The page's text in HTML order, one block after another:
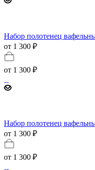
Набор полотенец
от 1 300 ₽
от 1 300 ₽
Набор полотенец
от 1 300 ₽
от 1 300 ₽